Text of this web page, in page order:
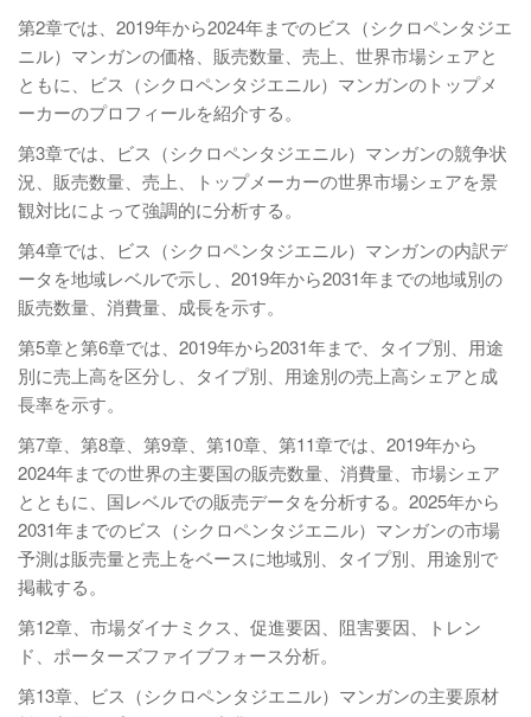
第2章では、2019年から2024年までのビス（シクロペンタジエ
ニル）マンガンの価格、販売数量、売上、世界市場シェアと
ともに、ビス（シクロペンタジエニル）マンガンのトップメ
ーカーのプロフィールを紹介する。
第3章では、ビス（シクロペンタジエニル）マンガンの競争状
況、販売数量、売上、トップメーカーの世界市場シェアを景
観対比によって強調的に分析する。
第4章では、ビス（シクロペンタジエニル）マンガンの内訳デ
ータを地域レベルで示し、2019年から2031年までの地域別の
販売数量、消費量、成長を示す。
第5章と第6章では、2019年から2031年まで、タイプ別、用途
別に売上高を区分し、タイプ別、用途別の売上高シェアと成
長率を示す。
第7章、第8章、第9章、第10章、第11章では、2019年から
2024年までの世界の主要国の販売数量、消費量、市場シェア
とともに、国レベルでの販売データを分析する。2025年から
2031年までのビス（シクロペンタジエニル）マンガンの市場
予測は販売量と売上をベースに地域別、タイプ別、用途別で
掲載する。
第12章、市場ダイナミクス、促進要因、阻害要因、トレン
ド、ポーターズファイブフォース分析。
第13章、ビス（シクロペンタジエニル）マンガンの主要原材